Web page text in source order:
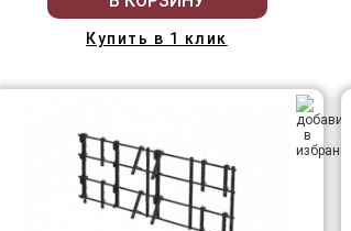
Купить в 1 клик